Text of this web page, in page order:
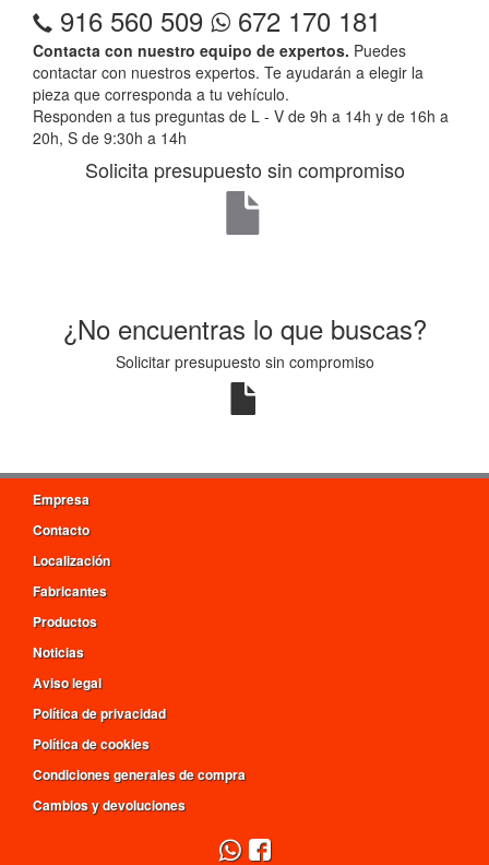
916 560 509 672 170 181
Contacta con nuestro equipo de expertos. Puedes
contactar con nuestros expertos. Te ayudarán a elegir la
pieza que corresponda a tu vehículo.
Responden a tus preguntas de L - V de 9h a 14h y de 16h a
20h, S de 9:30h a 14h
Solicita presupuesto sin compromiso
¿No encuentras lo que buscas?
Solicitar presupuesto sin compromiso
Empresa
Contacto
Localización
Fabricantes
Productos
Noticias
Aviso legal
Política de privacidad
Política de cookies
Condiciones generales de compra
Cambios y devoluciones